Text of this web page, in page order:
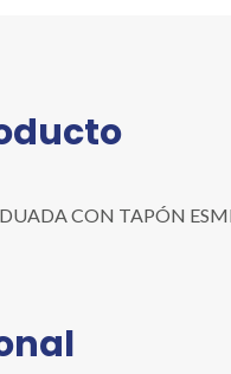
CON TAPÓN